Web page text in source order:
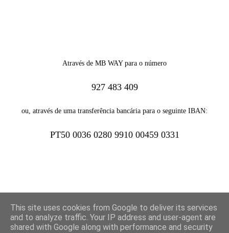
Através de MB WAY para o número
927 483 409
ou, através de uma transferência bancária para o seguinte IBAN:
PT50 0036 0280 9910 00459 0331
This site uses cookies from Google to deliver its services
and to analyze traffic. Your IP address and user-agent are
shared with Google along with performance and security